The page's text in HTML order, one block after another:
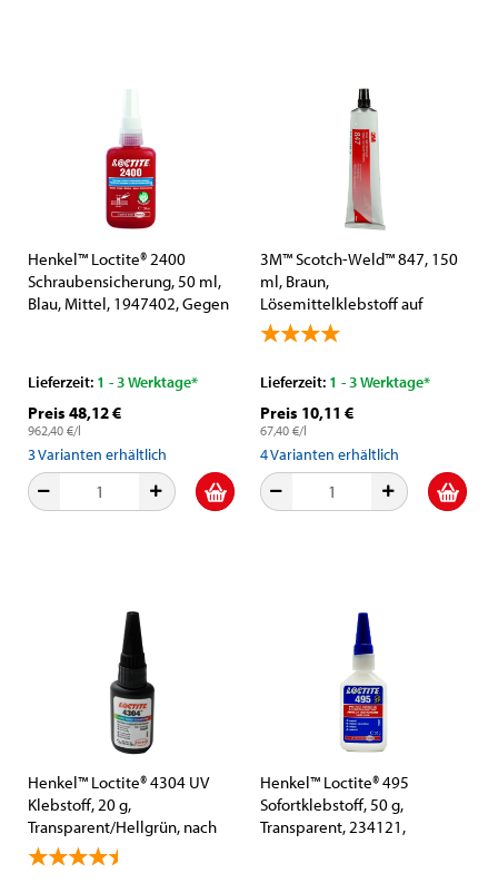
Henkel™ Loctite® 2400
Schraubensicherung, 50 ml,
Blau, Mittel, 1947402, Gegen
Lieferzeit: 1 - 3 Werktage*
Preis 48,12 €
962,40 €/l
3Varianten erhältlich
3M™ Scotch-Weld™ 847, 150
ml, Braun,
Lösemittelklebstoff auf
Nitrilkautschukbasis
Lieferzeit: 1 - 3 Werktage*
Preis 10,11 €
67,40 €/l
4Varianten erhältlich
Henkel™ Loctite® 4304 UV
Klebstoff, 20 g,
Transparent/Hellgrün, nach
ISO 10993 getestet Für
Kunststoffe, Metall und
Henkel™ Loctite® 495
Sofortklebstoff, 50 g,
Transparent, 234121,